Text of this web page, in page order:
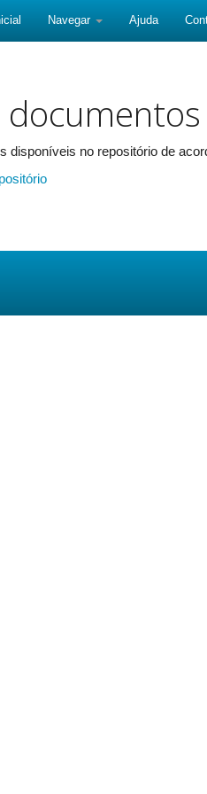
Navegar Ajuda
documentos
disponíveis no repositório de